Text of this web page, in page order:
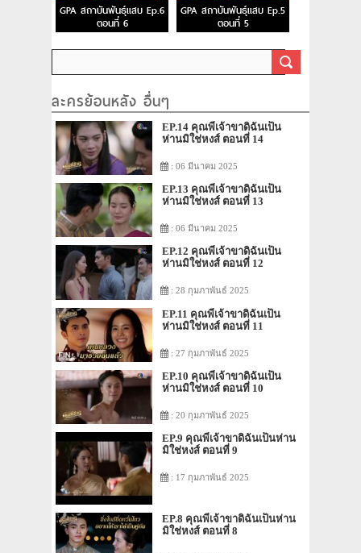
GPA สถาบันพันธุ์แสบ Ep.6
ตอนที่ 6
GPA สถาบันพันธุ์แสบ Ep.5
ตอนที่ 5
ละครย้อนหลัง อื่นๆ
EP.14 คุณพี่เจ้าขาดิฉันเป็น
ห่านมิใช่หงส์ ตอนที่ 14
: 06 มีนาคม 2025
EP.13 คุณพี่เจ้าขาดิฉันเป็น
ห่านมิใช่หงส์ ตอนที่ 13
: 06 มีนาคม 2025
EP.12 คุณพี่เจ้าขาดิฉันเป็น
ห่านมิใช่หงส์ ตอนที่ 12
: 28 กุมภาพันธ์ 2025
EP.11 คุณพี่เจ้าขาดิฉันเป็น
ห่านมิใช่หงส์ ตอนที่ 11
: 27 กุมภาพันธ์ 2025
EP.10 คุณพี่เจ้าขาดิฉันเป็น
ห่านมิใช่หงส์ ตอนที่ 10
: 20 กุมภาพันธ์ 2025
EP.9 คุณพี่เจ้าขาดิฉันเป็นห่าน
มิใช่หงส์ ตอนที่ 9
: 17 กุมภาพันธ์ 2025
EP.8 คุณพี่เจ้าขาดิฉันเป็นห่าน
มิใช่หงส์ ตอนที่ 8